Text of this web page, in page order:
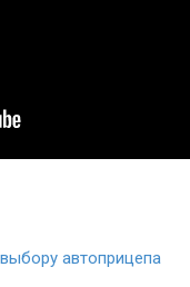
автоприцепа